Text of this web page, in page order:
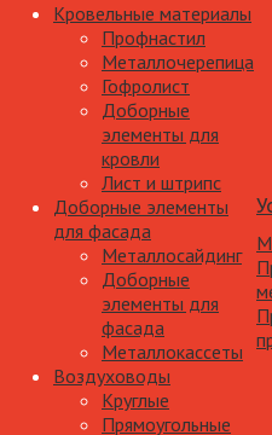
Кровельные материалы
Профнастил
Металлочерепица
Гофролист
Доборные
элементы для
кровли
Лист и штрипс
Доборные элементы
для фасада
Металлосайдинг
Доборные
элементы для
фасада
Металлокассеты
Воздуховоды
Круглые
Прямоугольные